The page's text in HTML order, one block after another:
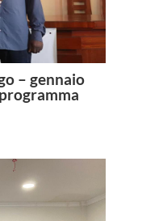
– gennaio